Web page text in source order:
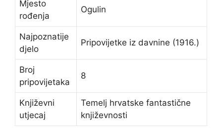
Mjesto
rođenja
Ogulin
Najpoznatije
djelo
Pripovijetke iz davnine (1916.)
Broj
pripovijetaka
8
Književni
utjecaj
Temelj hrvatske fantastične
književnosti